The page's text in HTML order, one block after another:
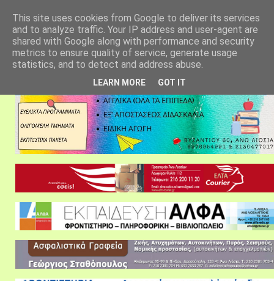
This site uses cookies from Google to deliver its services
and to analyze traffic. Your IP address and user-agent are
shared with Google along with performance and security
metrics to ensure quality of service, generate usage
statistics, and to detect and address abuse.
LEARN MORE GOT IT